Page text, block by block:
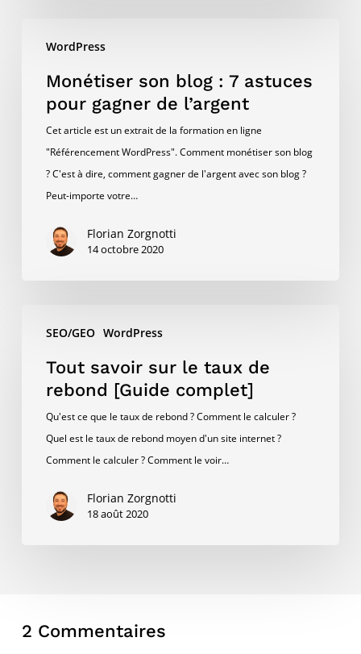
WordPress
blog
astuces
pour
gagner
l’argent
Monétiser son blog : 7 astuces
pour gagner de l’argent
Cet article est un extrait de la formation en ligne
"Référencement WordPress". Comment monétiser son blog
? C'est à dire, comment gagner de l'argent avec son blog ?
Peut-importe votre…
Florian Zorgnotti
14 octobre 2020
SEO/GEO WordPress
savoir
taux
rebond
[Guide
complet]
Tout savoir sur le taux de
rebond [Guide complet]
Qu'est ce que le taux de rebond ? Comment le calculer ?
Quel est le taux de rebond moyen d'un site internet ?
Comment le calculer ? Comment le voir…
Florian Zorgnotti
18 août 2020
2 Commentaires